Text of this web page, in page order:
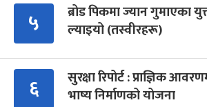
५
ब्रोड पिकमा ज्यान गुमाएका
ल्याइयो (तस्वीरहरू)
६
सुरक्षा रिपोर्ट : प्राज्ञिक
भाष्य निर्माणको योजना